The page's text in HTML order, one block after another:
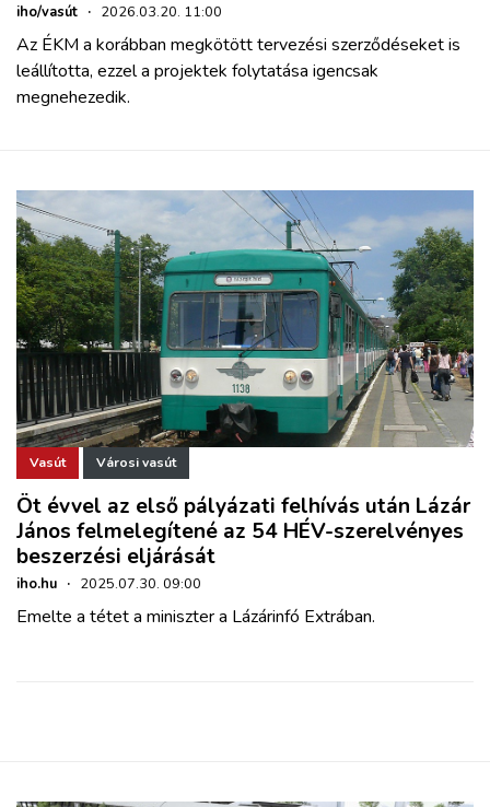
iho/vasút · 2026.03.20. 11:00
Az ÉKM a korábban megkötött tervezési szerződéseket is
leállította, ezzel a projektek folytatása igencsak
megnehezedik.
Vasút Városi vasút
Öt évvel az első pályázati felhívás után Lázár
János felmelegítené az 54 HÉV-szerelvényes
beszerzési eljárását
iho.hu · 2025.07.30. 09:00
Emelte a tétet a miniszter a Lázárinfó Extrában.